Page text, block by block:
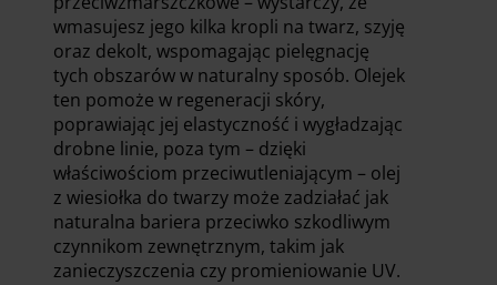
wmasujesz jego kilka kropli na twarz, szyję
oraz dekolt, wspomagając pielęgnację
tych obszarów w naturalny sposób. Olejek
ten pomoże w regeneracji skóry,
poprawiając jej elastyczność i wygładzając
drobne linie, poza tym – dzięki
właściwościom przeciwutleniającym – olej
z wiesiołka do twarzy może zadziałać jak
naturalna bariera przeciwko szkodliwym
czynnikom zewnętrznym, takim jak
zanieczyszczenia czy promieniowanie UV.